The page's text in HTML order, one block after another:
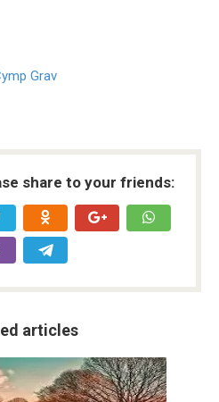
Grav
share to your friends:
articles